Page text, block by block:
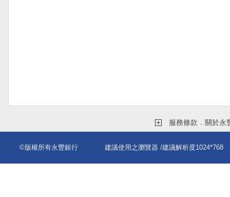
服務條款．關於永
©版權所有永豐銀行 建議使用之瀏覽器 /建議解析度1024*768